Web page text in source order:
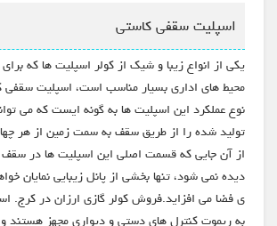
اسپلیت سقفی کاستی
یکی از انواع زیبا و شیک از کولر اسپلیت ها که
محیط های اداری بسیار مناسب است، اسپلیت
نوع عملکرد این اسپلیت ها به گونه ایست که می
تولید شده را از طریق سقف به سمت زمین از هر
از آن جایی که قسمت اصلی این اسپلیت ها در سقف
دیده نمی شود، تنها بخشی از پانل زیبایی نمایان
ی فضا می افزاید.فروش کولر گازی ارزان در کرج.
به ریموت کنترل های دستی و دیواری مجهز هستند و